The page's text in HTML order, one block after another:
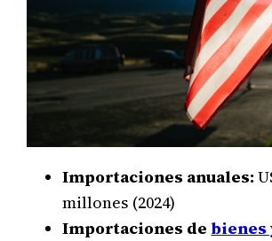
Importaciones anuales:
millones (2024)
Importaciones de bienes